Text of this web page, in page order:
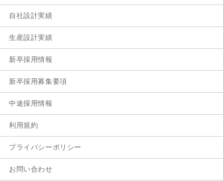
自社設計実績
生産設計実績
新卒採用情報
新卒採用募集要項
中途採用情報
利用規約
プライバシーポリシー
お問い合わせ